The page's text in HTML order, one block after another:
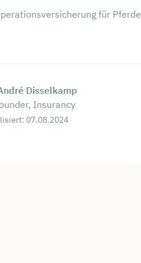
für Pferde
Disselkamp
Insurancy
07.08.2024